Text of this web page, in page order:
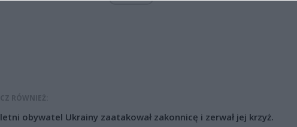
RÓWNIEŻ:
obywatel Ukrainy zaatakował zakonnicę i zerwał jej krzyż.